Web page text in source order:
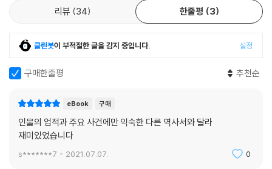
땅거지는 출현하자마자 수적으로 다리 밑 거지를 압도했다. 1년에 한 차례,
사를 가졌는데, 그 행사가 가산에서 열렸다. 가산의 거지 두목이 서울 장안
거지들의 잔칫날에는 장안의 명기名妓도 마음대로 부를 수 있었다고 한
장 훌륭한 광고매체였다. 무슨 군君이니 무슨 대감이니 하는 자들도 거지
들을 통해 기생의 평판을 들었다고 한다. ---pp82~83
18세기 중엽 서울에 반입되는 쌀 중 대략 1/3 정도가 양조용으로 쓰였다.
이 무렵 서울 주민들이 ‘밥’으로 먹는 쌀이 연간 100만 석 정도였으니
공간이 존재하지 않는다. 세간에 잘 알려진 정도전과 무학대사의 갈등에서
저자는 도시 서울에서 종교성을 탈색시키고자 했던 정도전의 뜻을 읽어낸
‘공’을 왕의 사적 권위와 등치시키고자 했던 이방원의 갈등 역시 경복궁과
서울이라는 장소에 고스란히 그 흔적을 남기고 있다. 저자는 바로 이런 공
간에 아로새겨진 역사의 흔적, 무늬를 섬세히 짚어가며 그 구체적인 서사
또 다산이 “이里가 귀한 이름이고 동洞은 천한 이름인데 지금은 풍속이 어
그러져 사람들이 서울 지명을 모두 동으로 쓴다”고 했던 것에서 출발해 조
선 초기 잘 다듬어져 있던 곧은길이 왜 구불구불한 작은 길, 막다른 뒷골목
들로 바뀌었는지 생각해보며 서울의 생태적·사회적 변화를 추적한다. 또
리뷰 34 한줄평 3
클린봇이 부적절한 글을 감지 중입니다. 설정
구매한줄평 추천순
eBook 구매
인물의 업적과 주요 사건에만 익숙한 다른 역사서와 달라
재미있었습니다
s*******7 2021.07.07. 0